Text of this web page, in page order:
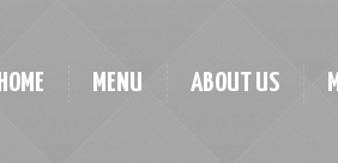
HOME MENU ABOUT US